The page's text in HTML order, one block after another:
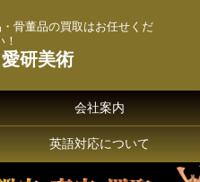
骨董品の買取はお任せくだ
！
研美術
会社案内
英語対応について